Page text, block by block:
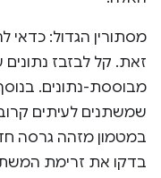
מסתורין הגדול: כדאי
זאת. קל לבזבז
מבוססת-נתונים.
שמשתנים לעיתים
במטמון מזהה גרסה
בדקו את זרימת